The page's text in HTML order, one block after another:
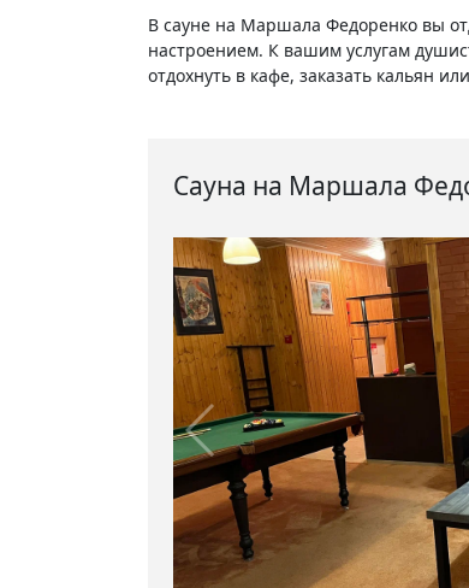
В сауне на Маршала Федоренко вы
настроением. К вашим услугам
отдохнуть в кафе, заказать кальян
Сауна на Маршала